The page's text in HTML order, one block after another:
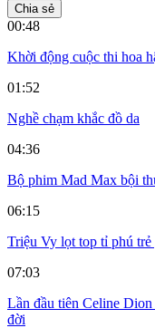
Chia sẻ
00:48
Khời động cuộc thi hoa
01:52
Nghề chạm khắc đồ da
04:36
Bộ phim Mad Max bội
06:15
Triệu Vy lọt top tỉ phú trẻ
07:03
Lần đầu tiên Celine Dion
đời